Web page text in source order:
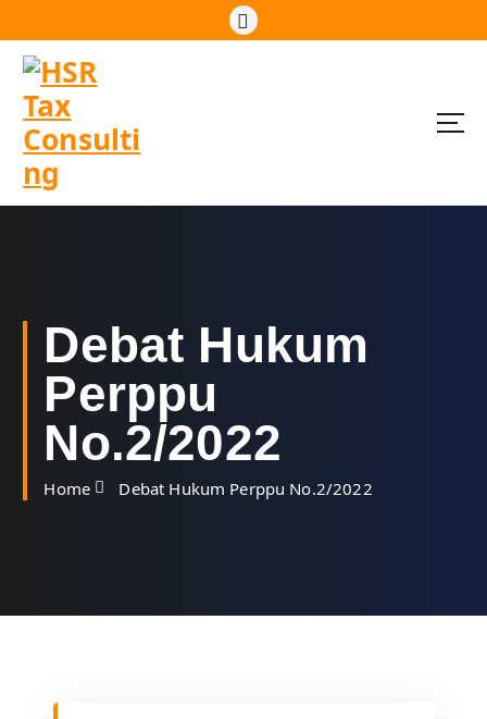
k
n
Debat Hukum
Perppu
No.2/2022
Home Debat Hukum Perppu No.2/2022